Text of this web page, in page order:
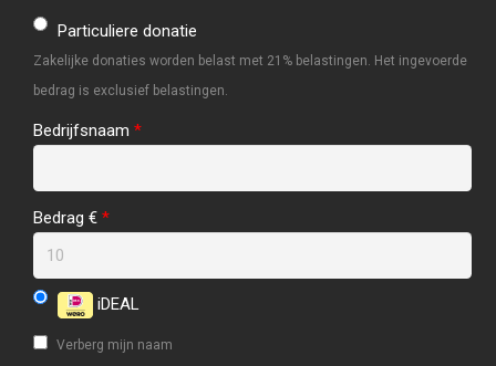
Particuliere donatie
Zakelijke donaties worden belast met 21% belastingen. Het ingevoerde
bedrag is exclusief belastingen.
Bedrijfsnaam *
Bedrag € *
iDEAL
Verberg mijn naam